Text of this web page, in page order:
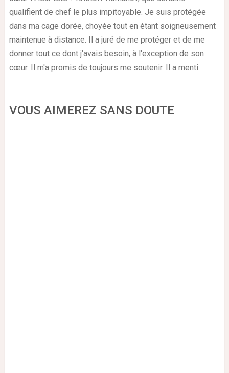
qualifient de chef le plus impitoyable. Je suis protégée
dans ma cage dorée, choyée tout en étant soigneusement
maintenue à distance. Il a juré de me protéger et de me
donner tout ce dont j'avais besoin, à l'exception de son
cœur. Il m'a promis de toujours me soutenir. Il a menti.
VOUS AIMEREZ SANS DOUTE